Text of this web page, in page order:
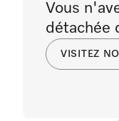
Vous
détachée